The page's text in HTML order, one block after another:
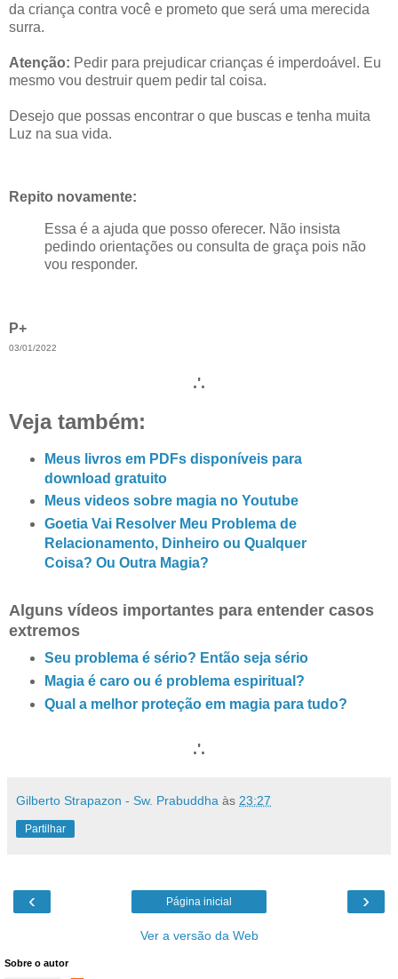
da criança contra você e prometo que será uma merecida
surra.
Atenção: Pedir para prejudicar crianças é imperdoável. Eu
mesmo vou destruir quem pedir tal coisa.
Desejo que possas encontrar o que buscas e tenha muita
Luz na sua vida.
Repito novamente:
Essa é a ajuda que posso oferecer. Não insista
pedindo orientações ou consulta de graça pois não
vou responder.
P+
03/01/2022
.'.
Veja também:
Meus livros em PDFs disponíveis para
download gratuito
Meus videos sobre magia no Youtube
Goetia Vai Resolver Meu Problema de
Relacionamento, Dinheiro ou Qualquer
Coisa? Ou Outra Magia?
Alguns vídeos importantes para entender casos
extremos
Seu problema é sério? Então seja sério
Magia é caro ou é problema espiritual?
Qual a melhor proteção em magia para tudo?
.'.
Gilberto Strapazon - Sw. Prabuddha às 23:27
Partilhar
‹ ›
Página inicial
Ver a versão da Web
Sobre o autor